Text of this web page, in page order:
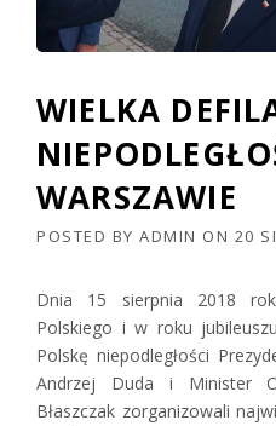
WIELKA
WARSZAWIE
POSTED BY ADMIN ON 20
Dnia 15 sierpnia 2018
Polskiego i w roku
Polskę niepodległości
Andrzej Duda i Minister
Błaszczak zorganizowali